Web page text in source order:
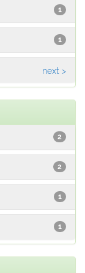
1
1
next >
2
2
1
1